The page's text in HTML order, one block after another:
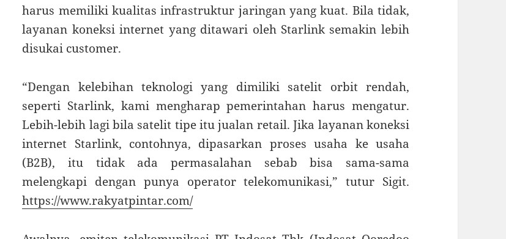
harus memiliki kualitas infrastruktur jaringan yang kuat. Bila tidak,
layanan koneksi internet yang ditawari oleh Starlink semakin lebih
disukai customer.
“Dengan kelebihan teknologi yang dimiliki satelit orbit rendah,
seperti Starlink, kami mengharap pemerintahan harus mengatur.
Lebih-lebih lagi bila satelit tipe itu jualan retail. Jika layanan koneksi
internet Starlink, contohnya, dipasarkan proses usaha ke usaha
(B2B), itu tidak ada permasalahan sebab bisa sama-sama
melengkapi dengan punya operator telekomunikasi,” tutur Sigit.
https://www.rakyatpintar.com/